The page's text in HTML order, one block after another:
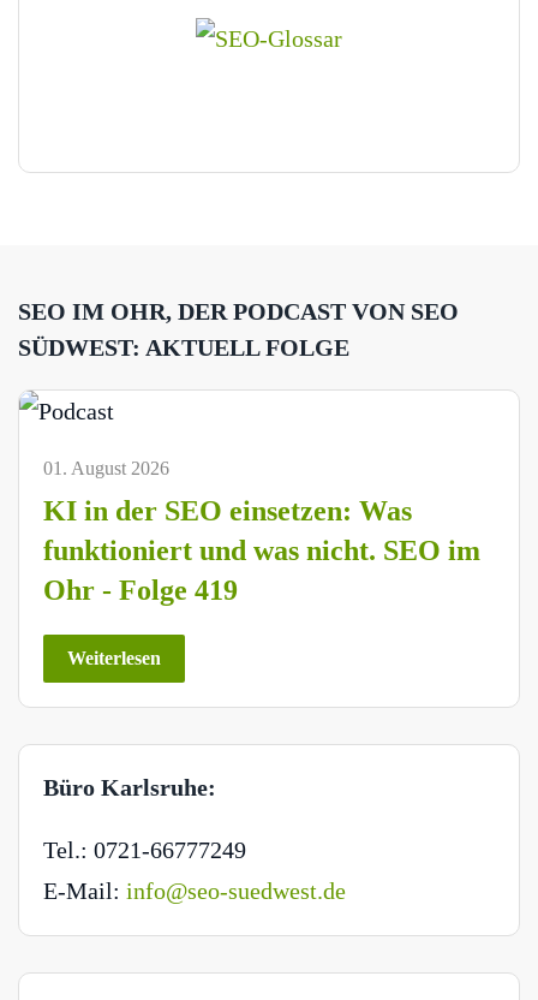
SEO IM OHR, DER PODCAST VON SEO
SÜDWEST: AKTUELL FOLGE
01. August 2026
KI in der SEO einsetzen: Was
funktioniert und was nicht. SEO im
Ohr - Folge 419
Weiterlesen
Büro Karlsruhe:
Tel.: 0721-66777249
E-Mail: info@seo-suedwest.de